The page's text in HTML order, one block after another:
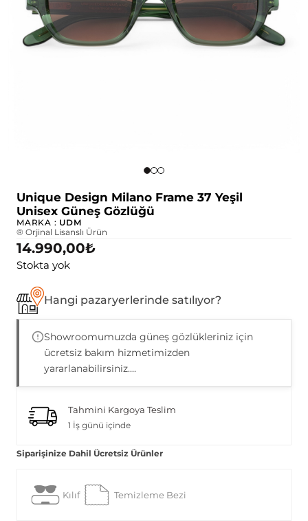
Unique Design Milano Frame 37 Yeşil
Unisex Güneş Gözlüğü
MARKA : UDM
® Orjinal Lisanslı Ürün
14.990,00₺
Stokta yok
Hangi pazaryerlerinde satılıyor?
Showroomumuzda güneş gözlükleriniz için
ücretsiz bakım hizmetimizden
yararlanabilirsiniz....
Tahmini Kargoya Teslim
1 İş günü içinde
Siparişinize Dahil Ücretsiz Ürünler
Kılıf Temizleme Bezi